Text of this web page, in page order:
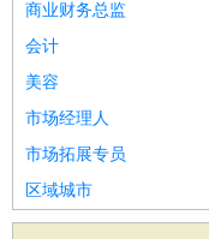
商业财务总监
会计
美容
市场经理人
市场拓展专员
区域城市